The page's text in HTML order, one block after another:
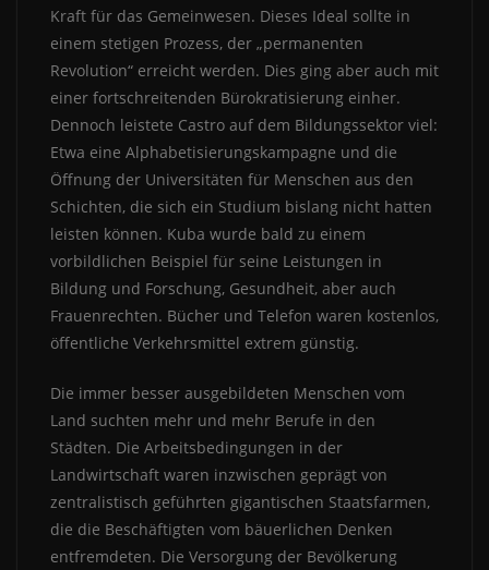
Kraft für das Gemeinwesen. Dieses Ideal sollte in
einem stetigen Prozess, der „permanenten
Revolution“ erreicht werden. Dies ging aber auch mit
einer fortschreitenden Bürokratisierung einher.
Dennoch leistete Castro auf dem Bildungssektor viel:
Etwa eine Alphabetisierungskampagne und die
Öffnung der Universitäten für Menschen aus den
Schichten, die sich ein Studium bislang nicht hatten
leisten können. Kuba wurde bald zu einem
vorbildlichen Beispiel für seine Leistungen in
Bildung und Forschung, Gesundheit, aber auch
Frauenrechten. Bücher und Telefon waren kostenlos,
öffentliche Verkehrsmittel extrem günstig.
Die immer besser ausgebildeten Menschen vom
Land suchten mehr und mehr Berufe in den
Städten. Die Arbeitsbedingungen in der
Landwirtschaft waren inzwischen geprägt von
zentralistisch geführten gigantischen Staatsfarmen,
die die Beschäftigten vom bäuerlichen Denken
entfremdeten. Die Versorgung der Bevölkerung